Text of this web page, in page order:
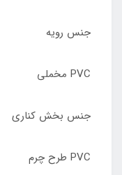
جنس رویه
PVC مخملی
جنس بخش کناری
PVC طرح چرم